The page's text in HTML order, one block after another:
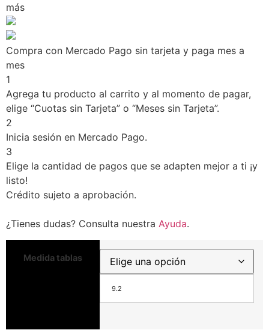
más
Compra con Mercado Pago sin tarjeta y paga mes a
mes
1
Agrega tu producto al carrito y al momento de pagar,
elige “Cuotas sin Tarjeta” o “Meses sin Tarjeta”.
2
Inicia sesión en Mercado Pago.
3
Elige la cantidad de pagos que se adapten mejor a ti ¡y
listo!
Crédito sujeto a aprobación.
¿Tienes dudas? Consulta nuestra Ayuda.
Medida tablas
9.2